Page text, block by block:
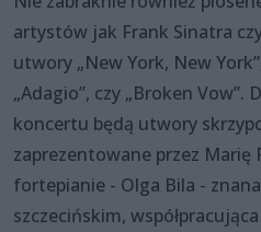
artystów jak Frank Sinatra
utwory „New York, New
„Adagio”, czy „Broken
koncertu będą utwory
zaprezentowane przez Marię
fortepianie - Olga Bila -
szczecińskim,